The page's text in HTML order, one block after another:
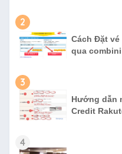
2
Cách Đặt vé
qua combini
3
Hướng dẫn
Credit
4